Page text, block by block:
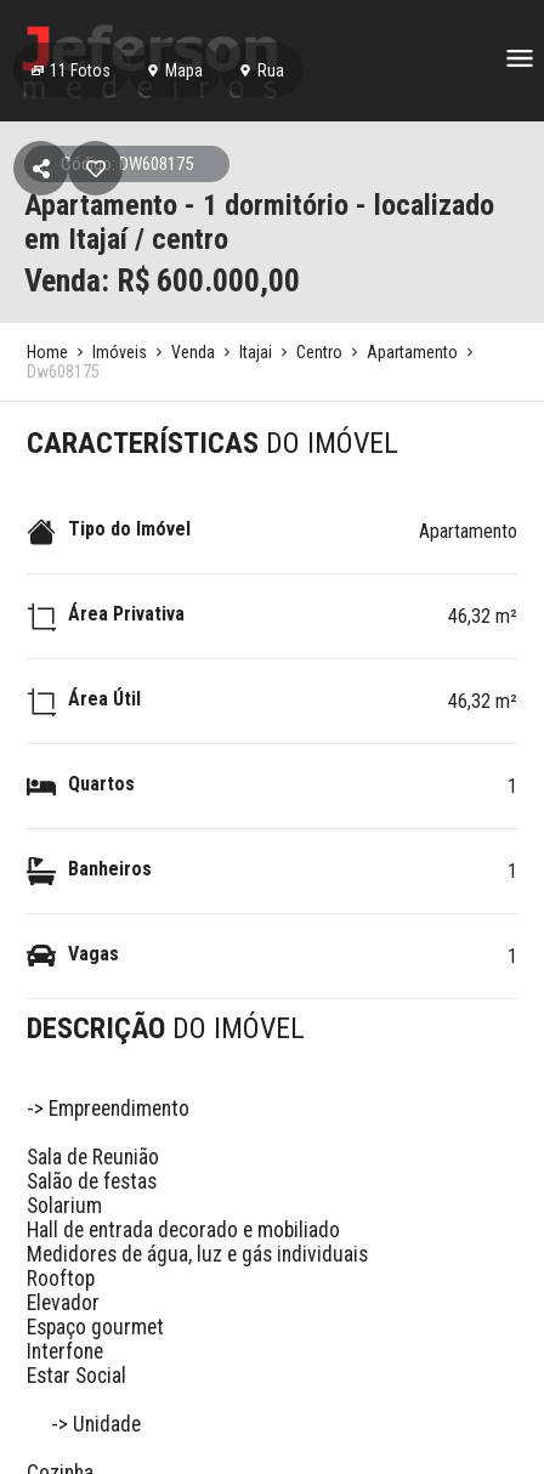
11 Fotos Mapa Rua
Código: DW608175
Apartamento - 1 dormitório - localizado
em Itajaí / centro
Venda: R$ 600.000,00
Home Imóveis Venda Itajai Centro
Apartamento
Dw608175
CARACTERÍSTICAS DO IMÓVEL
Tipo do Imóvel Apartamento
Área Privativa 46,32 m²
Área Útil 46,32 m²
Quartos 1
Banheiros 1
Vagas 1
DESCRIÇÃO DO IMÓVEL
-> Empreendimento
Sala de Reunião
Salão de festas
Solarium
Hall de entrada decorado e mobiliado
Medidores de água, luz e gás individuais
Rooftop
Elevador
Espaço gourmet
Interfone
Estar Social